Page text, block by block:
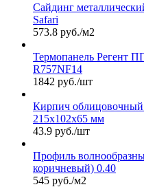
Сайдинг
Safari
573.8 руб./м2
Термопанель Регент
R757NF14
1842 руб./шт
Кирпич облицовочный
215х102х65 мм
43.9 руб./шт
Профиль
коричневый) 0.40
545 руб./м2